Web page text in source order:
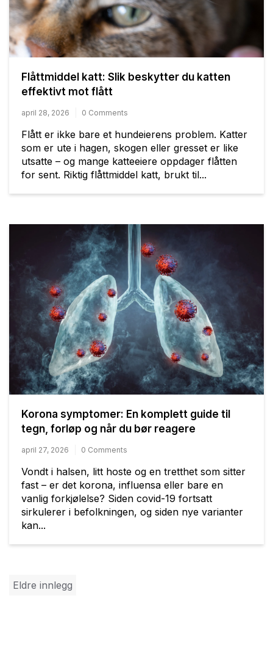
Flåttmiddel katt: Slik beskytter du katten
effektivt mot flått
april 28, 2026 0 Comments
Flått er ikke bare et hundeierens problem. Katter
som er ute i hagen, skogen eller gresset er like
utsatte – og mange katteeiere oppdager flåtten
for sent. Riktig flåttmiddel katt, brukt til...
Korona symptomer: En komplett guide til
tegn, forløp og når du bør reagere
april 27, 2026 0 Comments
Vondt i halsen, litt hoste og en tretthet som sitter
fast – er det korona, influensa eller bare en
vanlig forkjølelse? Siden covid-19 fortsatt
sirkulerer i befolkningen, og siden nye varianter
kan...
Innleggnavigasjon
Eldre innlegg